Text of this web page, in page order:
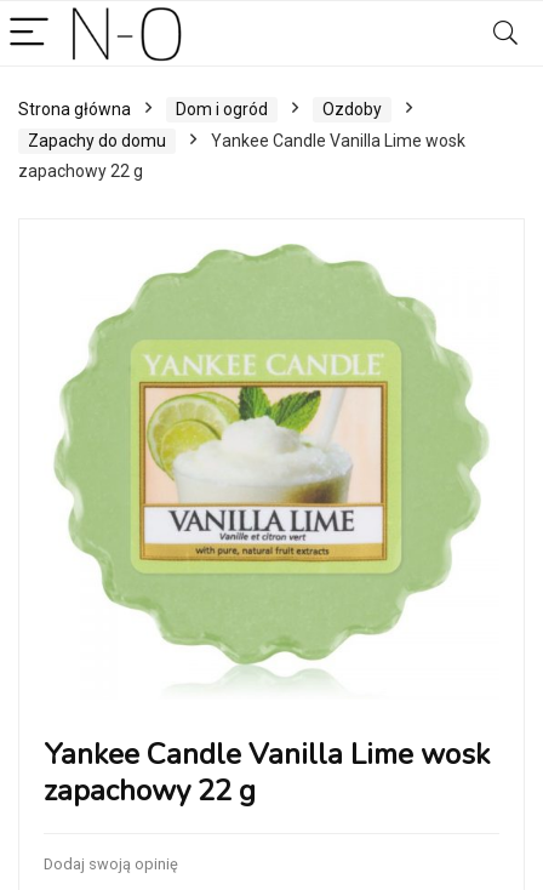
Strona główna Dom i ogród
Ozdoby
Zapachy do domu
Yankee Candle Vanilla Lime wosk
zapachowy 22 g
Yankee Candle Vanilla Lime wosk
zapachowy 22 g
Dodaj swoją opinię